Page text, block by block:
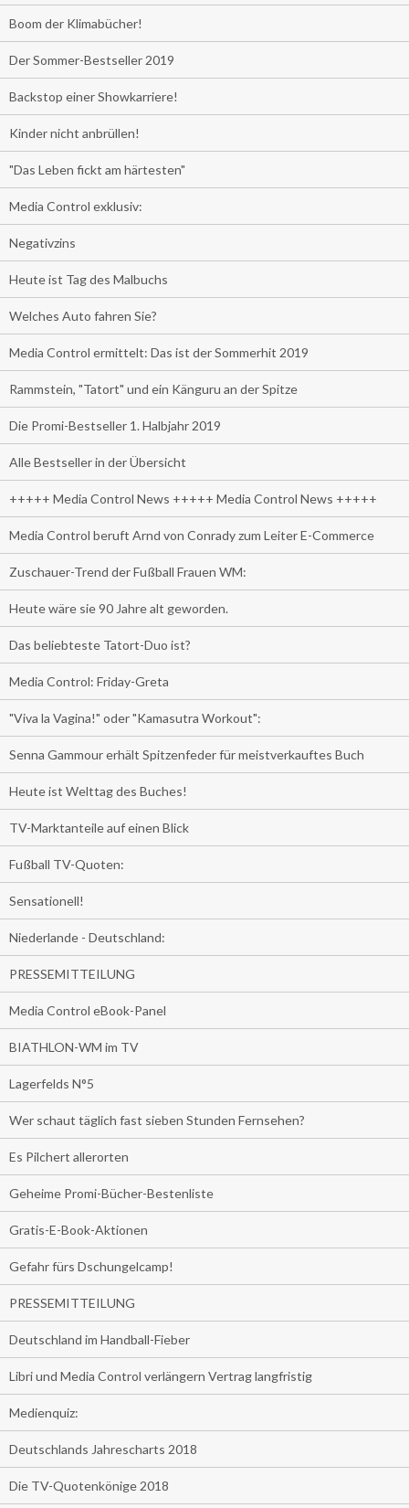
Boom der Klimabücher!
Der Sommer-Bestseller 2019
Backstop einer Showkarriere!
Kinder nicht anbrüllen!
"Das Leben fickt am härtesten"
Media Control exklusiv:
Negativzins
Heute ist Tag des Malbuchs
Welches Auto fahren Sie?
Media Control ermittelt: Das ist der Sommerhit 2019
Rammstein, "Tatort" und ein Känguru an der Spitze
Die Promi-Bestseller 1. Halbjahr 2019
Alle Bestseller in der Übersicht
+++++ Media Control News +++++ Media Control News +++++
Media Control beruft Arnd von Conrady zum Leiter E-Commerce
Zuschauer-Trend der Fußball Frauen WM:
Heute wäre sie 90 Jahre alt geworden.
Das beliebteste Tatort-Duo ist?
Media Control: Friday-Greta
"Viva la Vagina!" oder "Kamasutra Workout":
Senna Gammour erhält Spitzenfeder für meistverkauftes Buch
Heute ist Welttag des Buches!
TV-Marktanteile auf einen Blick
Fußball TV-Quoten:
Sensationell!
Niederlande - Deutschland:
PRESSEMITTEILUNG
Media Control eBook-Panel
BIATHLON-WM im TV
Lagerfelds N°5
Wer schaut täglich fast sieben Stunden Fernsehen?
Es Pilchert allerorten
Geheime Promi-Bücher-Bestenliste
Gratis-E-Book-Aktionen
Gefahr fürs Dschungelcamp!
PRESSEMITTEILUNG
Deutschland im Handball-Fieber
Libri und Media Control verlängern Vertrag langfristig
Medienquiz:
Deutschlands Jahrescharts 2018
Die TV-Quotenkönige 2018